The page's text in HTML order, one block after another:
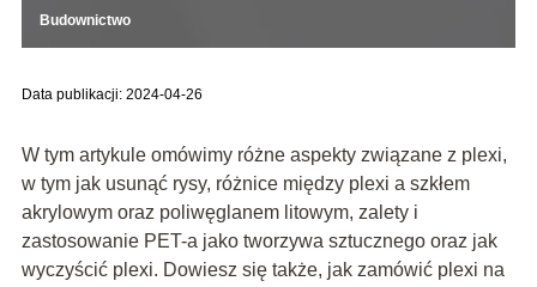
Budownictwo
Data publikacji: 2024-04-26
W tym artykule omówimy różne aspekty związane z plexi,
w tym jak usunąć rysy, różnice między plexi a szkłem
akrylowym oraz poliwęglanem litowym, zalety i
zastosowanie PET-a jako tworzywa sztucznego oraz jak
wyczyścić plexi. Dowiesz się także, jak zamówić plexi na